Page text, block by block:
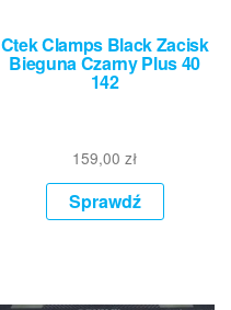
Ctek Clamps Black Zacisk
Bieguna Czarny Plus 40
142
159,00zł
Sprawdź